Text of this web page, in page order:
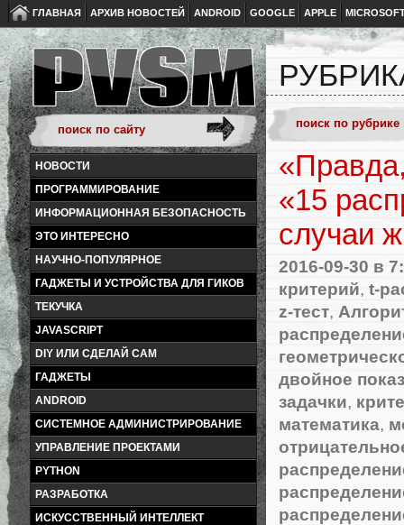
ГЛАВНАЯ АРХИВ НОВОСТЕЙ ANDROID GOOGLE APPLE
НОВОСТИ
ПРОГРАММИРОВАНИЕ
ИНФОРМАЦИОННАЯ БЕЗОПАСНОСТЬ
ЭТО ИНТЕРЕСНО
НАУЧНО-ПОПУЛЯРНОЕ
ГАДЖЕТЫ И УСТРОЙСТВА ДЛЯ ГИКОВ
ТЕКУЧКА
JAVASCRIPT
DIY ИЛИ СДЕЛАЙ САМ
ГАДЖЕТЫ
ANDROID
СИСТЕМНОЕ АДМИНИСТРИРОВАНИЕ
УПРАВЛЕНИЕ ПРОЕКТАМИ
PYTHON
РАЗРАБОТКА
ИСКУССТВЕННЫЙ ИНТЕЛЛЕКТ
«15
случаи
2016-09-30 в
критерий, t-
z-тест,
двойное
задачки,
математика,